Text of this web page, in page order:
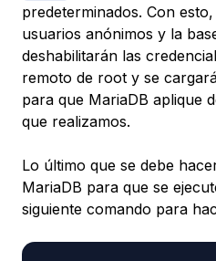
predeterminados. Con
usuarios anónimos y la
deshabilitarán las
remoto de root y se
para que MariaDB aplique
que realizamos.
Lo último que se debe
MariaDB para que se
siguiente comando para